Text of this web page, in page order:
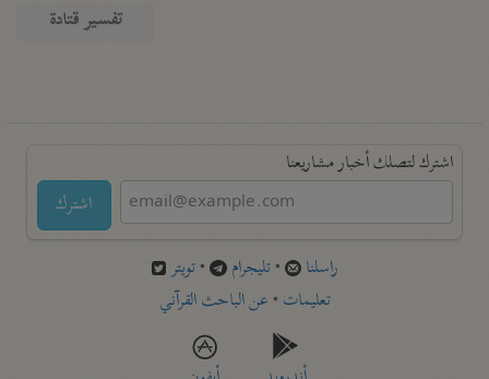
تفسير قتادة
اشترك لتصلك أخبار مشاريعنا
اشترك
راسلنا •تليجرام •تويتر
تعليمات •عن الباحث القرآني